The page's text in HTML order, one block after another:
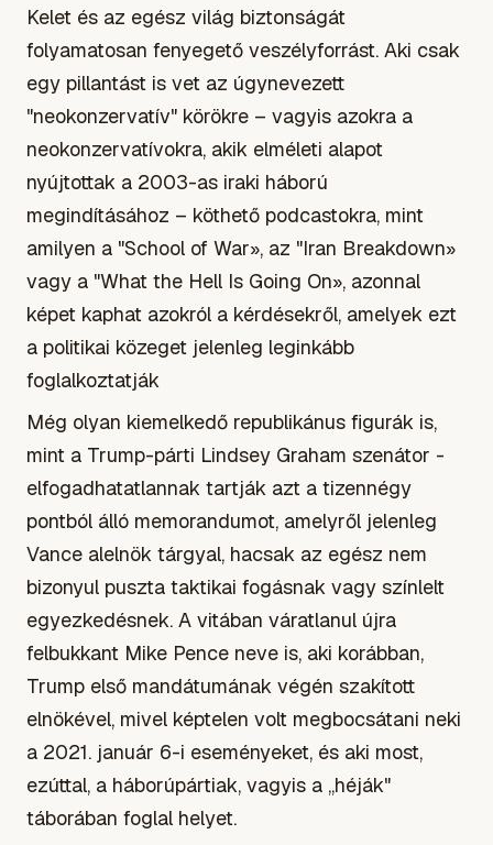
Kelet és az egész világ biztonságát
folyamatosan fenyegető veszélyforrást. Aki csak
egy pillantást is vet az úgynevezett
"neokonzervatív" körökre – vagyis azokra a
neokonzervatívokra, akik elméleti alapot
nyújtottak a 2003-as iraki háború
megindításához – köthető podcastokra, mint
amilyen a "School of War», az "Iran Breakdown»
vagy a "What the Hell Is Going On», azonnal
képet kaphat azokról a kérdésekről, amelyek ezt
a politikai közeget jelenleg leginkább
foglalkoztatják
Még olyan kiemelkedő republikánus figurák is,
mint a Trump-párti Lindsey Graham szenátor -
elfogadhatatlannak tartják azt a tizennégy
pontból álló memorandumot, amelyről jelenleg
Vance alelnök tárgyal, hacsak az egész nem
bizonyul puszta taktikai fogásnak vagy színlelt
egyezkedésnek. A vitában váratlanul újra
felbukkant Mike Pence neve is, aki korábban,
Trump első mandátumának végén szakított
elnökével, mivel képtelen volt megbocsátani neki
a 2021. január 6-i eseményeket, és aki most,
ezúttal, a háborúpártiak, vagyis a „héják"
táborában foglal helyet.